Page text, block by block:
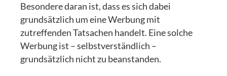
Besondere daran ist, dass es sich dabei
grundsätzlich um eine Werbung mit
zutreffenden Tatsachen handelt. Eine solche
Werbung ist – selbstverständlich –
grundsätzlich nicht zu beanstanden.